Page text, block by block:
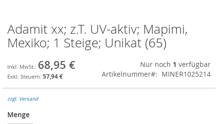
Zum
Anfang
der
springen
Adamit xx; z.T. UV-aktiv; Mapimi,
Mexiko; 1 Steige; Unikat (65)
68,95 €
57,94 €
Nur noch 1 verfügbar
Artikelnummer
MINER1025214
zzgl. Versand
Menge